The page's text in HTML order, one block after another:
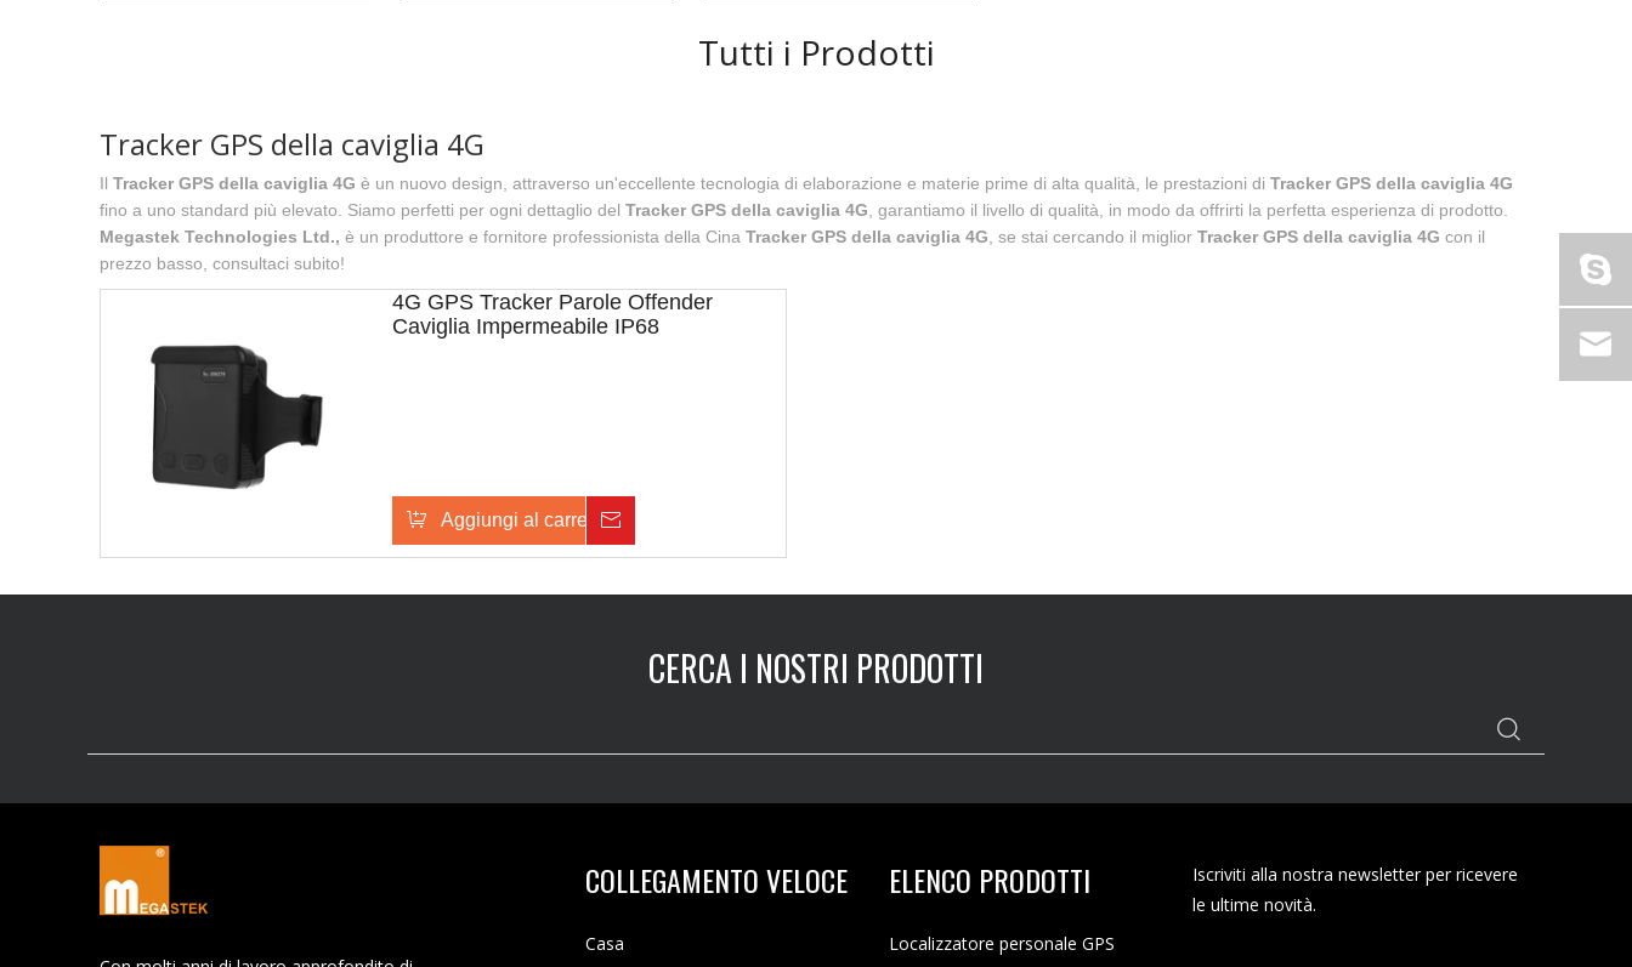
Tutti i Prodotti
Tracker GPS della caviglia 4G
Il Tracker GPS della caviglia 4G è un nuovo design, attraverso un'eccellente tecnologia di elaborazione e materie prime di alta qualità, le prestazioni di Tracker GPS della caviglia 4G
fino a uno standard più elevato. Siamo perfetti per ogni dettaglio del Tracker GPS della caviglia 4G , garantiamo il livello di qualità, in modo da offrirti la perfetta esperienza di prodotto.
Megastek Technologies Ltd., è un produttore e fornitore professionista della Cina Tracker GPS della caviglia 4G , se stai cercando il miglior Tracker GPS della caviglia 4G con il
prezzo basso, consultaci subito!
4G GPS Tracker Parole Offender
Caviglia Impermeabile IP68
Aggiungi al carrello
CERCA I NOSTRI PRODOTTI
COLLEGAMENTO VELOCE ELENCO PRODOTTI
Casa Localizzatore personale GPS
Iscriviti alla nostra newsletter per ricevere
le ultime novità.